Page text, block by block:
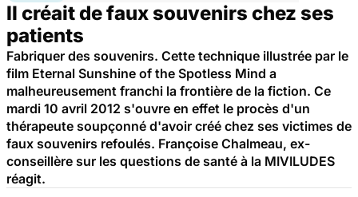
Il créait de faux souvenirs chez ses
patients
Fabriquer des souvenirs. Cette technique illustrée par le
film Eternal Sunshine of the Spotless Mind a
malheureusement franchi la frontière de la fiction. Ce
mardi 10 avril 2012 s'ouvre en effet le procès d'un
thérapeute soupçonné d'avoir créé chez ses victimes de
faux souvenirs refoulés. Françoise Chalmeau, ex-
conseillère sur les questions de santé à la MIVILUDES
réagit.